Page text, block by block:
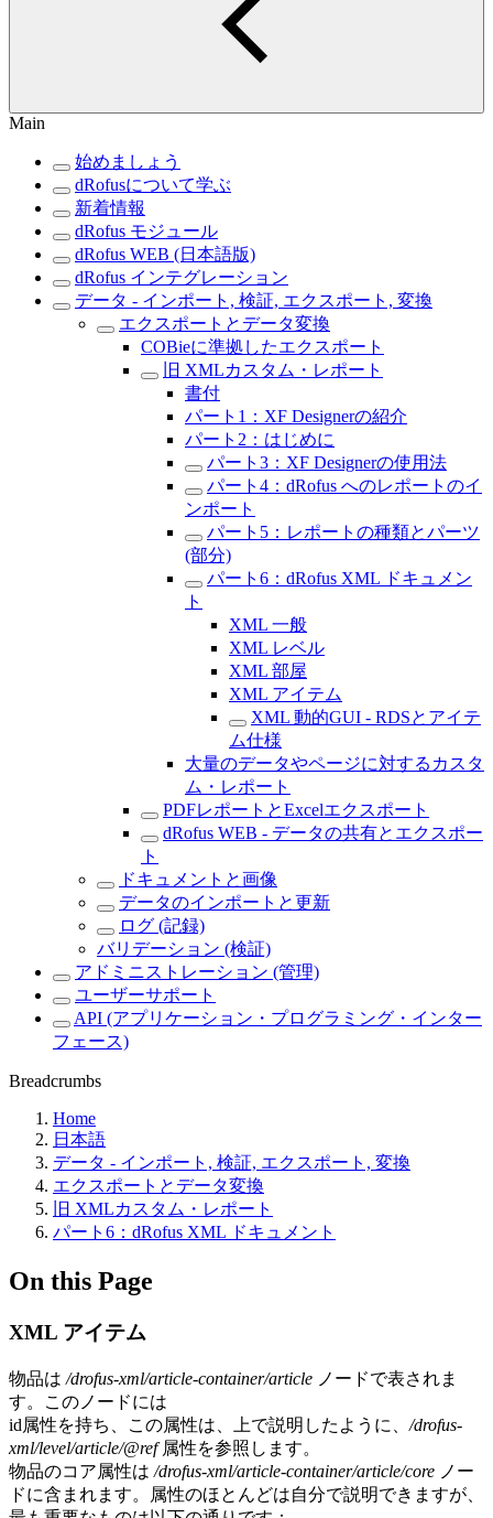
Main
始めましょう
dRofusについて学ぶ
新着情報
dRofus モジュール
dRofus WEB (日本語版)
dRofus インテグレーション
データ - インポート, 検証, エクスポート, 変換
エクスポートとデータ変換
COBieに準拠したエクスポート
旧 XMLカスタム・レポート
書付
パート1：XF Designerの紹介
パート2：はじめに
パート3：XF Designerの使用法
パート4：dRofus へのレポートのイ
ンポート
パート5：レポートの種類とパーツ
(部分)
パート6：dRofus XML ドキュメン
ト
XML 一般
XML レベル
XML 部屋
XML アイテム
XML 動的GUI - RDSとアイテ
ム仕様
大量のデータやページに対するカスタ
ム・レポート
PDFレポートとExcelエクスポート
dRofus WEB - データの共有とエクスポー
ト
ドキュメントと画像
データのインポートと更新
ログ (記録)
バリデーション (検証)
アドミニストレーション (管理)
ユーザーサポート
API (アプリケーション・プログラミング・インター
フェース)
Breadcrumbs
Home
日本語
データ - インポート, 検証, エクスポート, 変換
エクスポートとデータ変換
旧 XMLカスタム・レポート
パート6：dRofus XML ドキュメント
On this Page
XML アイテム
物品は /drofus-xml/article-container/article ノードで表されま
す。このノードには
id属性を持ち、この属性は、上で説明したように、 /drofus-
xml/level/article/@ref属性を参照します。
物品のコア属性は /drofus-xml/article-container/article/core ノー
ドに含まれます。属性のほとんどは自分で説明できますが、